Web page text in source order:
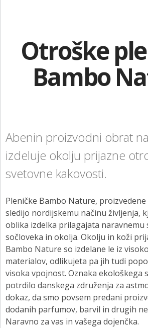
PRIJAVA
Umivalne krpice
Osebna zaščitna sredstva
Oskrba ran
Intimna nega
Ostali izdelki
Otroške
Bambo
Abenin proizvodni obrat
izdeluje okolju prijazne
svetovne kakovosti.
Pleničke Bambo Nature, proizvedene
sledijo nordijskemu načinu življenja,
oblika izdelka prilagajata naravnemu
sočloveka in okolja. Okolju in koži
Bambo Nature so izdelane le iz
materialov, odlikujeta pa jih tudi
visoka vpojnost. Oznaka ekološkega
potrdilo danskega združenja za
dokaz, da smo povsem predani
dodanih parfumov, barvil in drugih
Naravno za vas in vašega dojenčka.